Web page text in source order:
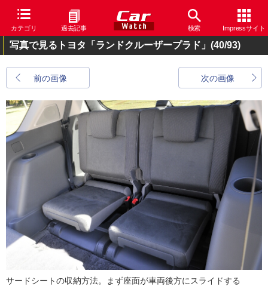
カテゴリ 過去記事 検索 Impressサイト
写真で見るトヨタ「ランドクルーザープラド」 (40/93)
前の画像 次の画像
サードシートの収納方法。まず座面が車両後方にスライドする